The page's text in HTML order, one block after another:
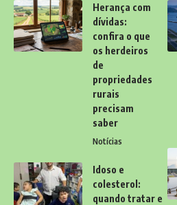
Herança com
dívidas:
confira o que
os herdeiros
de
propriedades
rurais
precisam
saber
Notícias
Idoso e
colesterol:
quando tratar e